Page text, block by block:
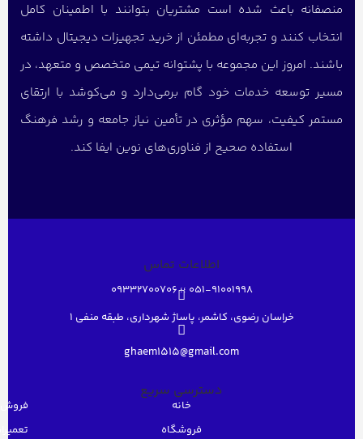
منصفانه باعث شده است مشتریان بتوانند با اطمینان کامل
انتخاب کنند و تجربه‌ای مطمئن از خرید تجهیزات دیجیتال داشته
باشند. امروز این مجموعه با پشتوانه تیمی متخصص و متعهد، در
مسیر توسعه خدمات خود گام برمی‌دارد و می‌کوشد با ارتقای
مستمر کیفیت، سهم مؤثری در تأمین نیاز جامعه و رشد فرهنگ
استفاده صحیح از فناوری‌های نوین ایفا کند.
اطلاعات تماس
051-91001998 ؛؛ 09332700706
خراسان رضوی، کاشمر، پاساژ شهرداری، طبقه منفی ۱
ghaem1515@gmail.com
دسترسی سریع
خانه
فروشگاه